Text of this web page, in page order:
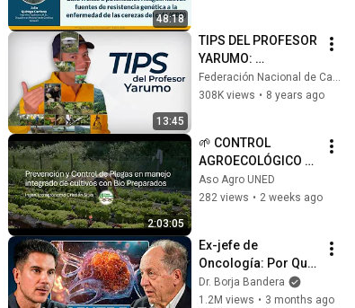
48:18
13:45
TIPS DEL PROFESOR
YARUMO:
GERMINADORES Y
ALMÁCIGOS DE
308K views • 8 years ago
2:03:05
🌱 CONTROL
AGROECOLÓGICO
DE PLAGAS CON
ENFOQUE EN
Aso Agro UNED
282 views • 2 weeks ago
Ex-jefe de
Oncología: Por Qué
España Tiene Tantos
Casos de Cáncer (la
Dr. Borja Bandera
1.2M views • 3 months ago